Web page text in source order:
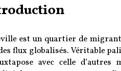
est un quartier de
flux globalisés. Véritable
avec celle